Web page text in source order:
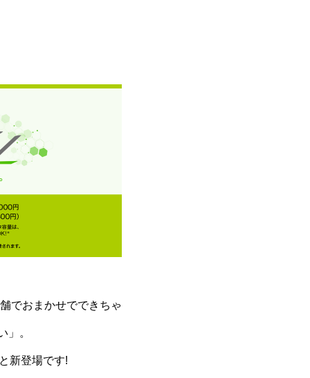
でおまかせでできちゃ
」。
新登場です!